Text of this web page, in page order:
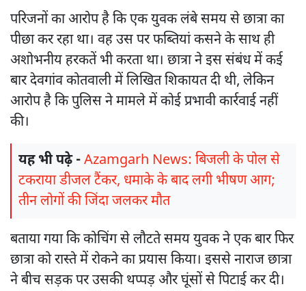
परिजनों का आरोप है कि एक युवक लंबे समय से छात्रा का
पीछा कर रहा था। वह उस पर फब्तियां कसने के साथ ही
अशोभनीय हरकतें भी करता था। छात्रा ने इस संबंध में कई
बार देवगांव कोतवाली में लिखित शिकायत दी थी, लेकिन
आरोप है कि पुलिस ने मामले में कोई प्रभावी कार्रवाई नहीं
की।
यह भी पढ़े -Azamgarh News: बिजली के पोल से
टकराया डीजल टैंकर, धमाके के बाद लगी भीषण आग;
तीन लोगों की जिंदा जलकर मौत
बताया गया कि कोचिंग से लौटते समय युवक ने एक बार फिर
छात्रा को रास्ते में रोकने का प्रयास किया। इससे नाराज छात्रा
ने बीच सड़क पर उसकी थप्पड़ और घूंसों से पिटाई कर दी।